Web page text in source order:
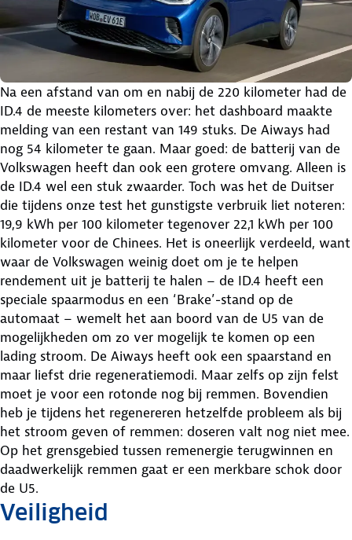
Na een afstand van om en nabij de 220 kilometer had de
ID.4 de meeste kilometers over: het dashboard maakte
melding van een restant van 149 stuks. De Aiways had
nog 54 kilometer te gaan. Maar goed: de batterij van de
Volkswagen heeft dan ook een grotere omvang. Alleen is
de ID.4 wel een stuk zwaarder. Toch was het de Duitser
die tijdens onze test het gunstigste verbruik liet noteren:
19,9 kWh per 100 kilometer tegenover 22,1 kWh per 100
kilometer voor de Chinees. Het is oneerlijk verdeeld, want
waar de Volkswagen weinig doet om je te helpen
rendement uit je batterij te halen – de ID.4 heeft een
speciale spaarmodus en een ‘Brake’-stand op de
automaat – wemelt het aan boord van de U5 van de
mogelijkheden om zo ver mogelijk te komen op een
lading stroom. De Aiways heeft ook een spaarstand en
maar liefst drie regeneratiemodi. Maar zelfs op zijn felst
moet je voor een rotonde nog bij remmen. Bovendien
heb je tijdens het regenereren hetzelfde probleem als bij
het stroom geven of remmen: doseren valt nog niet mee.
Op het grensgebied tussen remenergie terugwinnen en
daadwerkelijk remmen gaat er een merkbare schok door
de U5.
Veiligheid